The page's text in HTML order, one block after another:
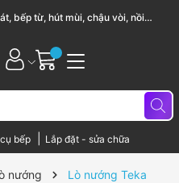
bếp từ, hút mùi, chậu vòi, nồi
bếp Lắp đặt - sửa chữa
nướng Lò nướng Teka